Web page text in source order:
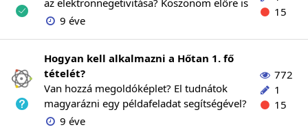
az elektronnegetivitása? Köszönöm előre is
9 éve
15
Hogyan kell alkalmazni a Hőtan 1. fő
tételét?
Van hozzá megoldóképlet? El tudnátok
magyarázni egy példafeladat segítségével?
9 éve
772
1
15